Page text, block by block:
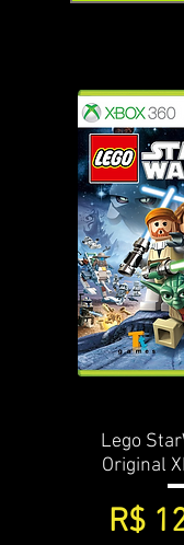
Lego
Original
R$